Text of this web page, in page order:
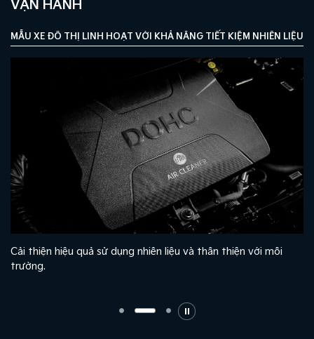
VẬN HÀNH
MẪU XE ĐÔ THỊ LINH HOẠT VỚI KHẢ NĂNG TIẾT KIỆM NHIÊN LIỆU
Cải thiện hiệu quả sử dụng nhiên liệu và thân thiện với môi
trường.